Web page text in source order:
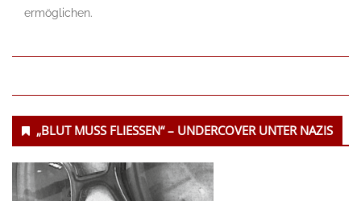
ermöglichen.
Untergeordnet
Seitenleiste
„BLUT MUSS FLIESSEN“ – UNDERCOVER UNTER NAZIS